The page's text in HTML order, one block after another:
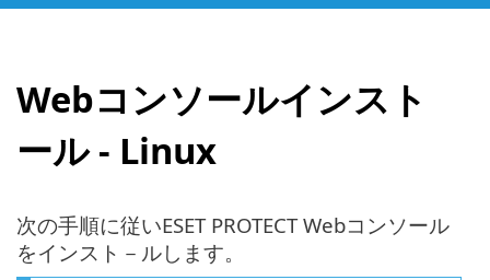
Webコンソールインスト
ール - Linux
次の手順に従いESET PROTECT Webコンソール
をインスト－ルします。